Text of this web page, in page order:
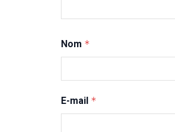
Nom *
E-mail *